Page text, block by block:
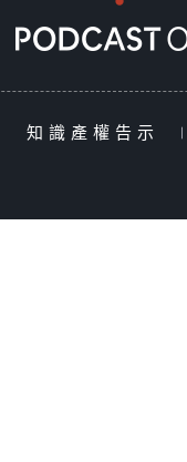
知識產權告示 |